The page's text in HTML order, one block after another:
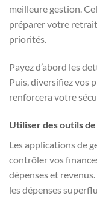
meilleure gestion.
préparer votre
priorités.
Payez d’abord les
Puis, diversifiez vos
renforcera votre
Utiliser des outils
Les applications de
contrôler vos
dépenses et
les dépenses